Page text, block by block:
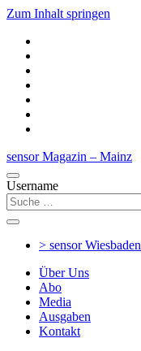
Zum Inhalt springen
sensor Magazin – Mainz
Username
> sensorWiesbaden
Über Uns
Abo
Media
Ausgaben
Kontakt